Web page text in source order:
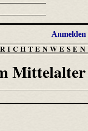
Anmelden
Mittelalter